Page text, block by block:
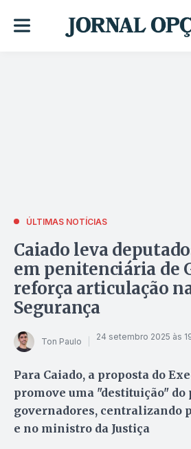
ÚLTIMAS NOTÍCIAS
Caiado leva
em penitenciária de
reforça articulação
Segurança
Ton Paulo 24 setembro 2025 às
Para Caiado, a proposta do
promove uma "destituição" do
governadores, centralizando
e no ministro da Justiça